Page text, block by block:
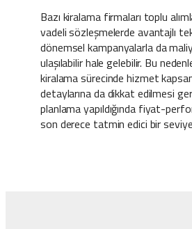
Bazı kiralama firmaları toplu
vadeli sözleşmelerde avantajlı
dönemsel kampanyalarla da
ulaşılabilir hale gelebilir. Bu
kiralama sürecinde hizmet
detaylarına da dikkat edilmesi
planlama yapıldığında fiyat-
son derece tatmin edici bir